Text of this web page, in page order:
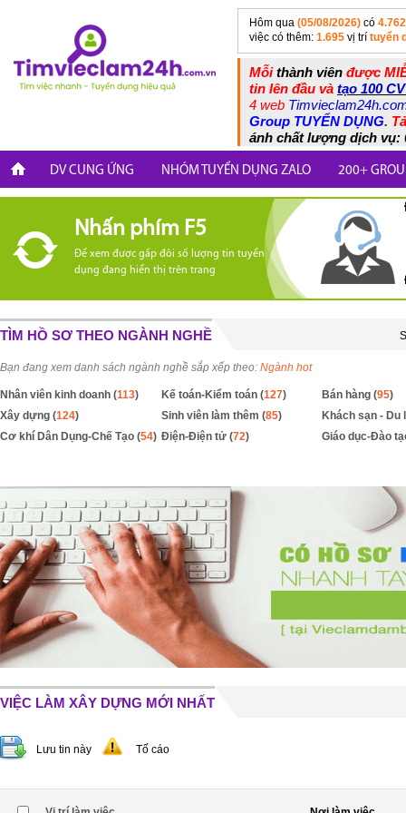
Hôm qua (05/08/2026) có 4.762
việc có thêm: 1.695 vị trí tuyển
Mỗithành viên được
tin lên đầu và tạo 100
4 web
Group TUYỂN DỤNG.
ánh chất lượng dịch vụ:
DV CUNG ỨNG NHÓM TUYỂN DỤNG ZALO 200+
Nhấn phím F5
Để xem được gấp đôi số lượng tin tuyển
dụng đang hiển thị trên trang
TÌM HỒ SƠ THEO NGÀNH NGHỀ
Bạn đang xem danh sách ngành nghề sắp xếp theo: Ngành hot
Nhân viên kinh doanh (113) Kế toán-Kiểm toán (127) Bán hàng (95)
Xây dựng (124) Sinh viên làm thêm (85)
Khách sạn - Du
Cơ khí Dân Dụng-Chế Tạo (54) Điện-Điện tử (72) Giáo dục-Đào
VIỆC LÀM XÂY DỰNG MỚI NHẤT
Lưu tin này Tố cáo